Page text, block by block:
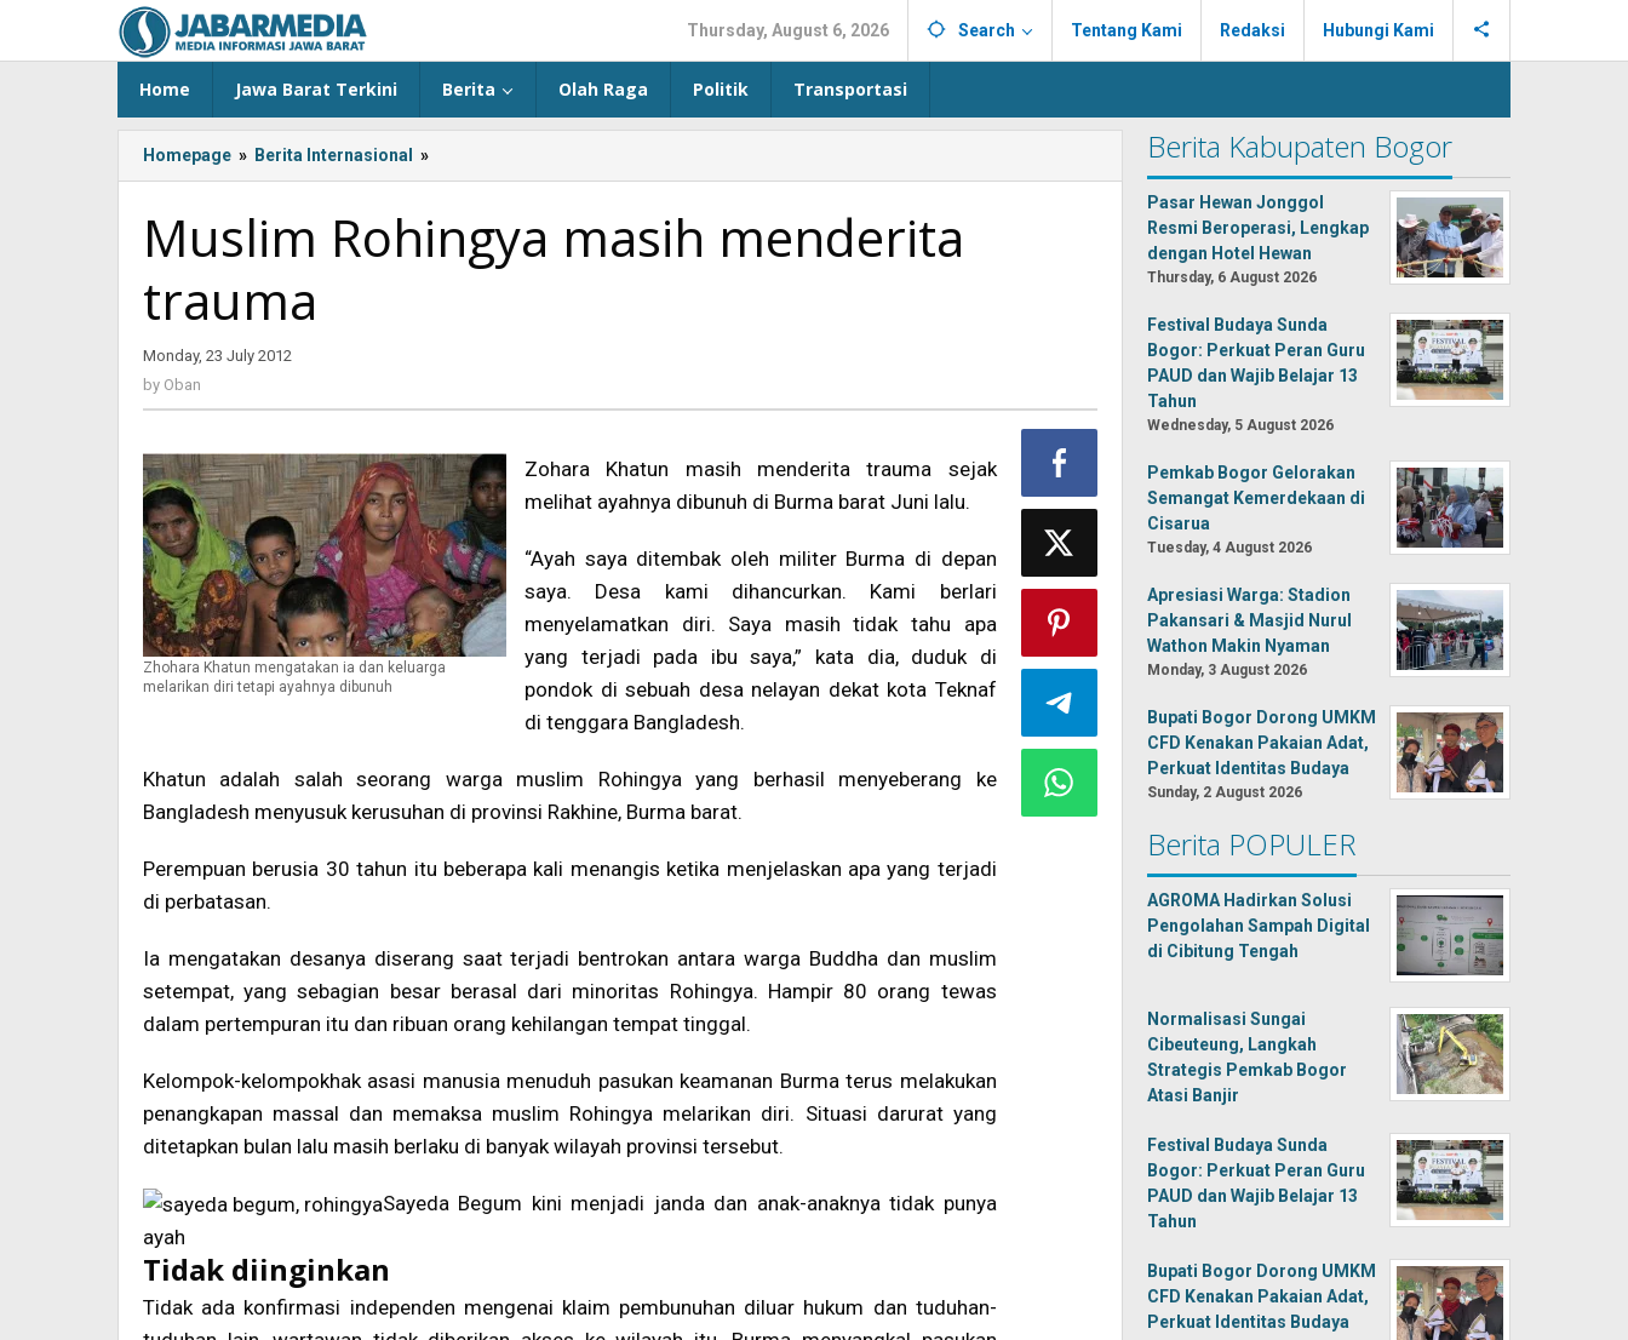
content
Thursday, August 6, 2026 Search Tentang Kami Redaksi Hubungi Kami
Home Jawa Barat Terkini Berita Olah Raga Politik Transportasi
Homepage » Berita Internasional »
-:IN-
>Muslim
Rohingya
>
Muslim Rohingya masih menderita
trauma
Monday, 23 July 2012
by Oban
Zhohara Khatun mengatakan ia dan keluarga
melarikan diri tetapi ayahnya dibunuh
Zohara Khatun masih menderita trauma sejak
melihat ayahnya dibunuh di Burma barat Juni lalu.
“Ayah saya ditembak oleh militer Burma di depan
saya. Desa kami dihancurkan. Kami berlari
menyelamatkan diri. Saya masih tidak tahu apa
yang terjadi pada ibu saya,” kata dia, duduk di
pondok di sebuah desa nelayan dekat kota Teknaf
di tenggara Bangladesh.
Khatun adalah salah seorang warga muslim Rohingya yang berhasil menyeberang ke
Bangladesh menyusuk kerusuhan di provinsi Rakhine, Burma barat.
Perempuan berusia 30 tahun itu beberapa kali menangis ketika menjelaskan apa yang terjadi
di perbatasan.
Ia mengatakan desanya diserang saat terjadi bentrokan antara warga Buddha dan muslim
setempat, yang sebagian besar berasal dari minoritas Rohingya. Hampir 80 orang tewas
dalam pertempuran itu dan ribuan orang kehilangan tempat tinggal.
Kelompok-kelompokhak asasi manusia menuduh pasukan keamanan Burma terus melakukan
penangkapan massal dan memaksa muslim Rohingya melarikan diri. Situasi darurat yang
ditetapkan bulan lalu masih berlaku di banyak wilayah provinsi tersebut.
Sayeda Begum kini menjadi janda dan anak-anaknya tidak punya
ayah
Tidak diinginkan
Tidak ada konfirmasi independen mengenai klaim pembunuhan diluar hukum dan tuduhan-
Berita Kabupaten Bogor
Pasar Hewan Jonggol
Resmi Beroperasi, Lengkap
dengan Hotel Hewan
Thursday, 6 August 2026
Festival Budaya Sunda
Bogor: Perkuat Peran Guru
PAUD dan Wajib Belajar 13
Tahun
Wednesday, 5 August 2026
Pemkab Bogor Gelorakan
Semangat Kemerdekaan di
Cisarua
Tuesday, 4 August 2026
Apresiasi Warga: Stadion
Pakansari & Masjid Nurul
Wathon Makin Nyaman
Monday, 3 August 2026
Bupati Bogor Dorong UMKM
CFD Kenakan Pakaian Adat,
Perkuat Identitas Budaya
Sunday, 2 August 2026
Berita POPULER
AGROMA Hadirkan Solusi
Pengolahan Sampah Digital
di Cibitung Tengah
Normalisasi Sungai
Cibeuteung, Langkah
Strategis Pemkab Bogor
Atasi Banjir
Festival Budaya Sunda
Bogor: Perkuat Peran Guru
PAUD dan Wajib Belajar 13
Tahun
Bupati Bogor Dorong UMKM
CFD Kenakan Pakaian Adat,
Perkuat Identitas Budaya